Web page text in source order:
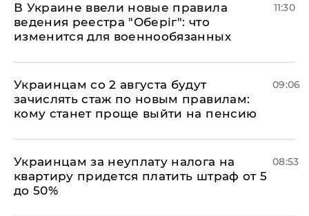
В Украине ввели новые правила
ведения реестра "Оберіг": что
изменится для военнообязанных
11:30
Украинцам со 2 августа будут
зачислять стаж по новым правилам:
кому станет проще выйти на пенсию
09:06
Украинцам за неуплату налога на
квартиру придется платить штраф от 5
до 50%
08:53